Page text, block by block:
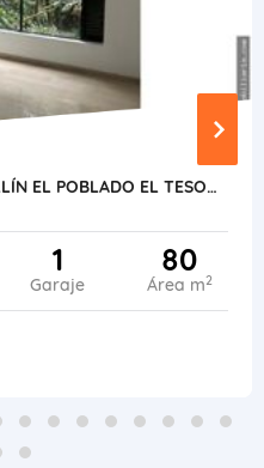
VENTA APARTAMENTO MEDELLÍN EL POBLADO EL TESORO
1
Garaje
80
Área m2